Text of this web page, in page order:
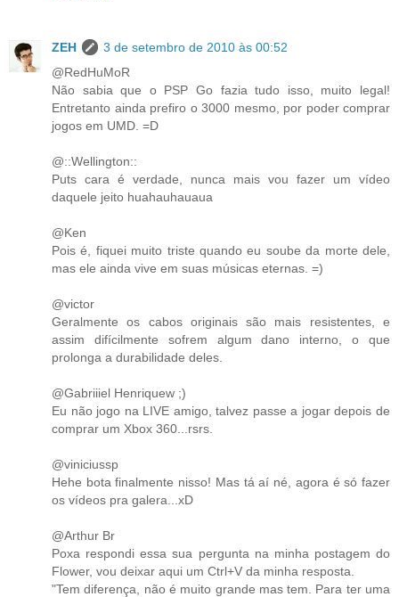
ZEH
3 de setembro de 2010 às 00:52
@RedHuMoR
Não sabia que o PSP Go fazia tudo isso, muito legal!
Entretanto ainda prefiro o 3000 mesmo, por poder comprar
jogos em UMD. =D
@::Wellington::
Puts cara é verdade, nunca mais vou fazer um vídeo
daquele jeito huahauhauaua
@Ken
Pois é, fiquei muito triste quando eu soube da morte dele,
mas ele ainda vive em suas músicas eternas. =)
@victor
Geralmente os cabos originais são mais resistentes, e
assim difícilmente sofrem algum dano interno, o que
prolonga a durabilidade deles.
@Gabriiiel Henriquew ;)
Eu não jogo na LIVE amigo, talvez passe a jogar depois de
comprar um Xbox 360...rsrs.
@viniciussp
Hehe bota finalmente nisso! Mas tá aí né, agora é só fazer
os vídeos pra galera...xD
@Arthur Br
Poxa respondi essa sua pergunta na minha postagem do
Flower, vou deixar aqui um Ctrl+V da minha resposta.
"Tem diferença, não é muito grande mas tem. Para ter uma